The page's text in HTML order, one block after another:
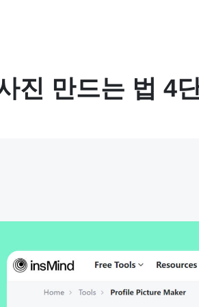
진 만드는 법 4